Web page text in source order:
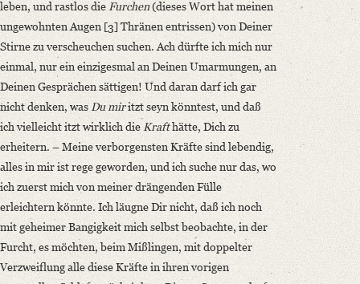
leben, und rastlos die Furchen(dieses Wort hat meinen
ungewohnten Augen [3] Thränen entrissen) von Deiner
Stirne zu verscheuchen suchen. Ach dürfte ich mich nur
einmal, nur ein einzigesmal an Deinen Umarmungen, an
Deinen Gesprächen sättigen! Und daran darf ich gar
nicht denken, was Du miritzt seyn könntest, und daß
ich vielleicht itzt wirklich die Krafthätte, Dich zu
erheitern. – Meine verborgensten Kräfte sind lebendig,
alles in mir ist rege geworden, und ich suche nur das, wo
ich zuerst mich von meiner drängenden Fülle
erleichtern könnte. Ich läugne Dir nicht, daß ich noch
mit geheimer Bangigkeit mich selbst beobachte, in der
Furcht, es möchten, beim Mißlingen, mit doppelter
Verzweiflung alle diese Kräfte in ihren vorigen